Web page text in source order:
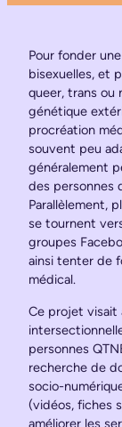
Pour fonder
bisexuelles, et
queer, trans ou
génétique
procréation
souvent peu
généralement
des personnes
Parallèlement,
se tournent
groupes
ainsi tenter de
médical.
Ce projet visait
personnes
recherche de
socio-
(vidéos, fiches
améliorer les